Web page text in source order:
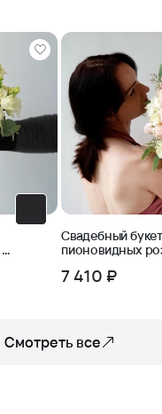
Свадебный
пионовидных
7 410 ₽
Смотреть все